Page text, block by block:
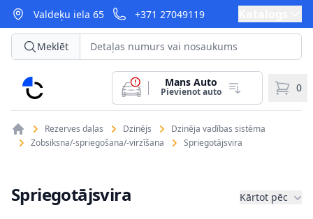
Valdeķu iela 65 +371 27049119
CarParts
Meklēt
Mans Auto
Pievienot auto 0
Rezerves daļas Dzinējs
Dzinēja vadības sistēma
Zobsiksna/-spriegošana/-virzīšana
Spriegotājsvira
Spriegotājsvira Kārtot pēc